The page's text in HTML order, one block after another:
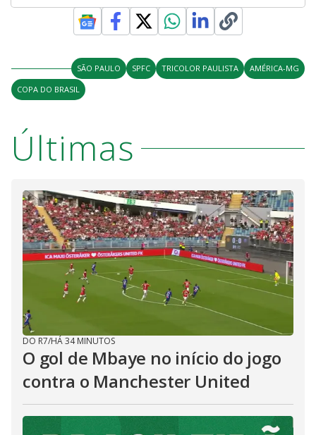
SÃO PAULO SPFC TRICOLOR PAULISTA
AMÉRICA-MG
COPA DO BRASIL
Últimas
DO R7/HÁ 34 MINUTOS
O gol de Mbaye no início do jogo
contra o Manchester United